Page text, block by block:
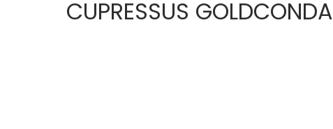
CUPRESSUS GOLDCONDA